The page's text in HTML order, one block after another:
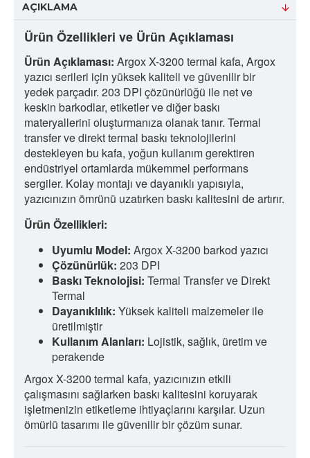
AÇIKLAMA
Ürün Özellikleri ve Ürün Açıklaması
Ürün Açıklaması: Argox X-3200 termal kafa, Argox
yazıcı serileri için yüksek kaliteli ve güvenilir bir
yedek parçadır. 203 DPI çözünürlüğü ile net ve
keskin barkodlar, etiketler ve diğer baskı
materyallerini oluşturmanıza olanak tanır. Termal
transfer ve direkt termal baskı teknolojilerini
destekleyen bu kafa, yoğun kullanım gerektiren
endüstriyel ortamlarda mükemmel performans
sergiler. Kolay montajı ve dayanıklı yapısıyla,
yazıcınızın ömrünü uzatırken baskı kalitesini de artırır.
Ürün Özellikleri:
Uyumlu Model: Argox X-3200 barkod yazıcı
Çözünürlük: 203 DPI
Baskı Teknolojisi: Termal Transfer ve Direkt
Termal
Dayanıklılık: Yüksek kaliteli malzemeler ile
üretilmiştir
Kullanım Alanları: Lojistik, sağlık, üretim ve
perakende
Argox X-3200 termal kafa, yazıcınızın etkili
çalışmasını sağlarken baskı kalitesini koruyarak
işletmenizin etiketleme ihtiyaçlarını karşılar. Uzun
ömürlü tasarımı ile güvenilir bir çözüm sunar.